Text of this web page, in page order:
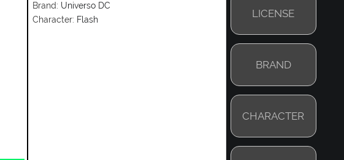
Brand: Universo DC
Character: Flash
LICENSE
BRAND
CHARACTER